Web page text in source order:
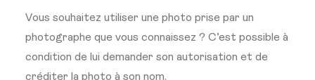
Vous souhaitez utiliser une photo prise par un
photographe que vous connaissez ? C’est possible à
condition de lui demander son autorisation et de
créditer la photo à son nom.